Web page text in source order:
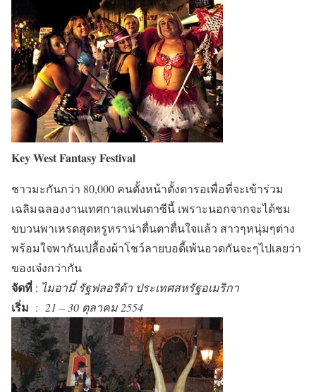
Key West Fantasy Festival
ชาวมะกันกว่า 80,000 คนตั้งหน้าตั้งตารอเพื่อที่จะเข้าร่วม
เฉลิมฉลองงานเทศกาลแฟนตาซีนี้ เพราะนอกจากจะได้ชม
ขบวนพาเหรดสุดหรูหราน่าตื่นตาตื่นใจแล้ว สาวๆหนุ่มๆต่าง
พร้อมใจพากันเปลื้องผ้าโชว์ลายบอดี้เพ้นอวดกันจะๆไปเลยว่า
ของเจ๋งกว่ากัน
จัดที่ : ไมอามี่ รัฐฟลอริด้า ประเทศสหรัฐอเมริกา
เริ่ม : 21 – 30 ตุลาคม 2554